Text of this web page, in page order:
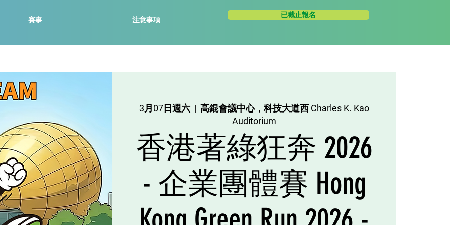
賽事 注意事項
已截止報名
3月07日週六
  |
高錕會議中心，科技大道西 Charles K. Kao
Auditorium
香港著綠狂奔 2026
- 企業團體賽 Hong